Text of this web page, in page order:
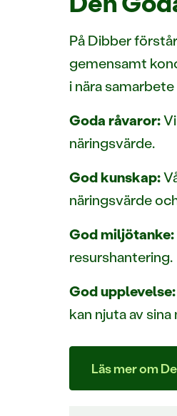
På Dibber
gemensamt
i nära
Goda råvaror:
näringsvärde.
God kunskap:
näringsvärde
God miljötanke:
resurshantering.
God upplevelse:
kan njuta av
Läs mer om